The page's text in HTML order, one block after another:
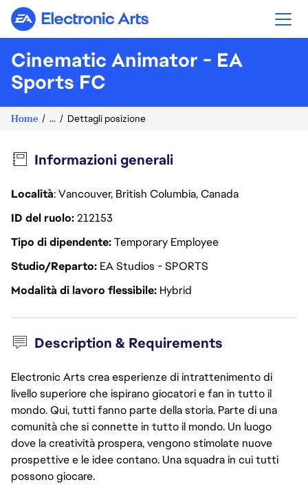
Electronic Arts
Cinematic Animator - EA
Sports FC
Home ... Dettagli posizione
Informazioni generali
Località: Vancouver, British Columbia, Canada
ID del ruolo212153
Tipo di dipendenteTemporary Employee
Studio/Reparto EA Studios - SPORTS
Modalità di lavoro flessibile Hybrid
Description & Requirements
Electronic Arts crea esperienze di intrattenimento di
livello superiore che ispirano giocatori e fan in tutto il
mondo. Qui, tutti fanno parte della storia. Parte di una
comunità che si connette in tutto il mondo. Un luogo
dove la creatività prospera, vengono stimolate nuove
prospettive e le idee contano. Una squadra in cui tutti
possono giocare.